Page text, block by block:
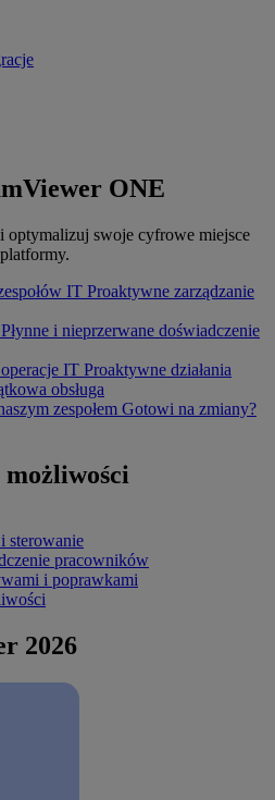
ONE
optymalizuj swoje cyfrowe miejsce
IT Proaktywne zarządzanie
Płynne i nieprzerwane doświadczenie
IT Proaktywne działania
obsługa
zespołem Gotowi na zmiany?
możliwości
sterowanie
pracowników
i poprawkami
2026